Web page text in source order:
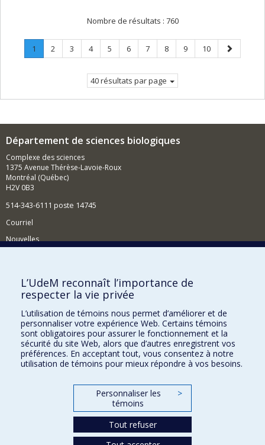
Nombre de résultats : 760
Page
1
Page
Page
2 Page
3 Page
4 Page
5 Page
6 Page
7 Page
8 Page
9 Page
10
Page
suivante
40 résultats par page
Département de sciences biologiques
Complexe des sciences
1375 Avenue Thérèse-Lavoie-Roux
Montréal (Québec)
H2V 0B3
514-343-6111 poste 14745
Courriel
Nouvelles
Comment soutenir le Département?
BESOIN D'AIDE?
Plan du site
Signaler une erreur
Accessibilité
FACULTÉ DES ARTS ET DES SCIENCES
Nos départements et écoles
L’UdeM reconnaît l’importance de
respecter la vie privée
L’utilisation de témoins nous permet d’améliorer et de
personnaliser votre expérience Web. Certains témoins
sont obligatoires pour assurer le fonctionnement et la
sécurité du site Web, alors que d’autres enregistrent vos
préférences. En acceptant tout, vous consentez à notre
utilisation de témoins pour mieux répondre à vos besoins.
Personnaliser les
témoins
>
Tout refuser